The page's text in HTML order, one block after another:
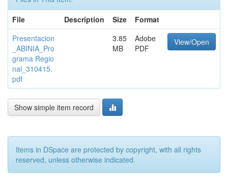
File
Description Size
Format
Presentacion
_ABINIA_Pro
grama Regio
nal_310415.
pdf
3.85
MB
Adobe
PDF
View/Open
Show simple item record
Items in DSpace are protected by copyright, with all rights
reserved, unless otherwise indicated.